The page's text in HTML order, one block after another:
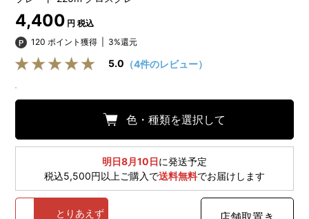
4,400 円 税込
120 ポイント獲得
3%還元
5.0 （4件のレビュー）
色・種類を選択して
明日8月10日に発送予定
税込5,500円以上ご購入で送料無料でお届けします
とりあえず